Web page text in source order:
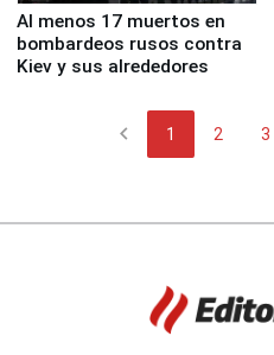
Al menos 17 muertos en
bombardeos rusos contra
Kiev y sus alrededores
chevron_left 1 2 3